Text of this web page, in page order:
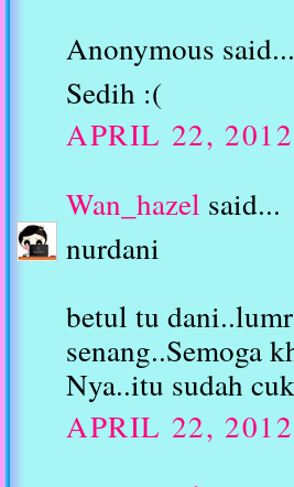
Anonymous said...
Sedih :(
APRIL 22,
Wan_hazel said...
nurdani
betul tu
senang..Semoga
Nya..itu sudah
APRIL 22,